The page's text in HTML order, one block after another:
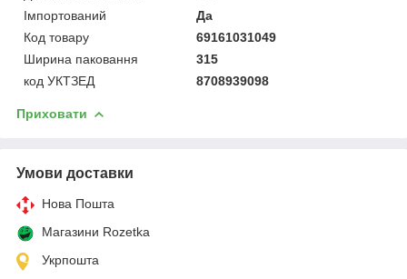
Імпортований
Да
Код товару
69161031049
Ширина паковання
315
код УКТЗЕД
8708939098
Приховати
Умови доставки
Нова Пошта
Магазини Rozetka
Укрпошта